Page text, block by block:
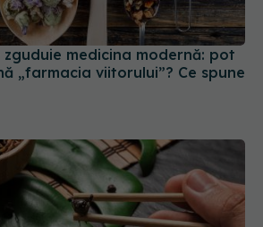
medicina modernă: pot
„farmacia viitorului”? Ce spune